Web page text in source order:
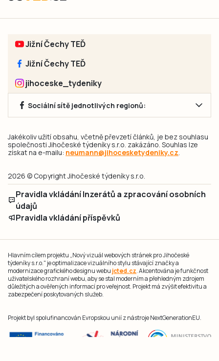
Jižní Čechy TEĎ
Jižní Čechy TEĎ
jihoceske_tydeniky
Sociální sítě jednotlivých regionů:
Jakékoliv užití obsahu, včetně převzetí článků, je bez souhlasu
společnosti Jihočeské týdeníky s.r.o. zakázáno. Souhlas lze
získat na e-mailu: neumann@jihocesketydeniky.cz.
2026 © Copyright Jihočeské týdeníky s.r.o.
Pravidla vkládání Inzerátů a zpracování osobních
údajů
Pravidla vkládání příspěvků
Hlavním cílem projektu „Nový vizuál webových stránek pro Jihočeské
týdeníky s.r.o." je optimalizace vizuálního stylu stávající značky a
modernizace grafického designu webu jcted.cz. Akcentována je funkčnost
uživatelského rozhraní webu, aby se stal moderním a přehledným zdrojem
důležitých a ověřených informací pro veřejnost. Projekt má zvýšit efektivitu a
zabezpečení poskytovaných služeb.
Projekt byl spolufinancován Evropskou unií z nástroje NextGenerationEU.